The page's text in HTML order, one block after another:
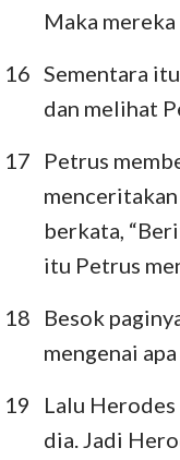
Maka
16 Sementara
dan melihat
17
Petrus
berkata,
itu Petrus
18
Besok
mengenai
19
Lalu
dia. Jadi